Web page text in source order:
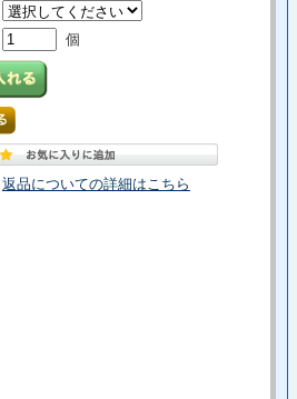
個
返品についての詳細はこちら